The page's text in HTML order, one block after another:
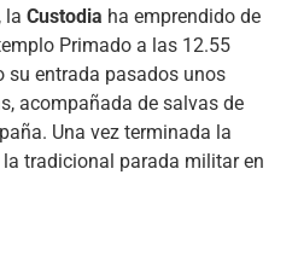
la Custodia ha emprendido de
Primado a las 12.55
su entrada pasados unos
acompañada de salvas de
Una vez terminada la
tradicional parada militar en